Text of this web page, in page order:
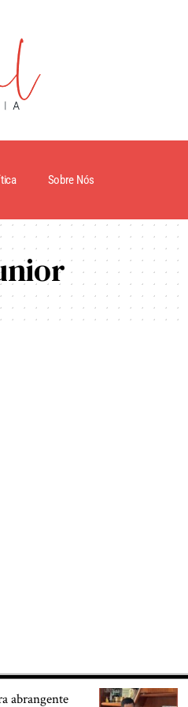
Sobre Nós
abrangente